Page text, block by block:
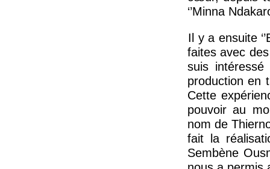
‘’Minna
Il y a ensuite
faites avec
suis intéressé
production en
Cette
pouvoir au
nom de
fait la
Sembène